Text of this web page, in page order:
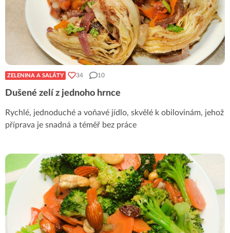
ZELENINA A SALÁTY 34 10
Dušené zelí z jednoho hrnce
Rychlé, jednoduché a voňavé jídlo, skvělé k obilovinám, jehož
příprava je snadná a téměř bez práce